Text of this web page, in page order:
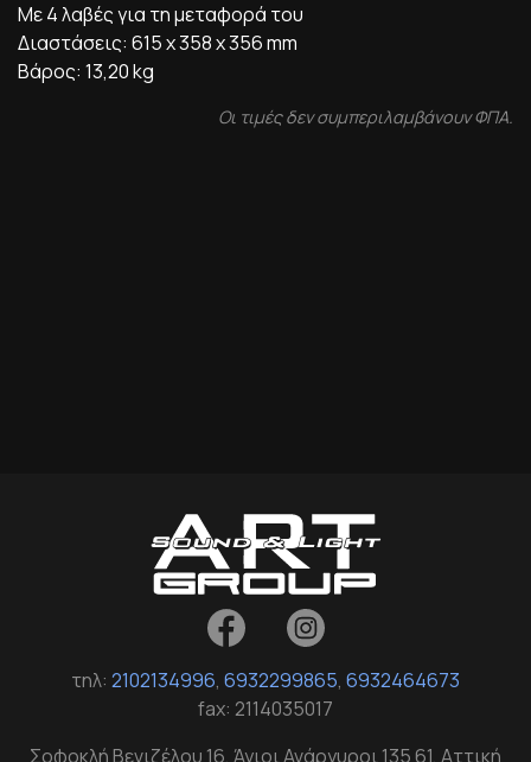
Με 4 λαβές για τη μεταφορά του
Διαστάσεις: 615 x 358 x 356 mm
Βάρος: 13,20 kg
Οι τιμές δεν συμπεριλαμβάνουν ΦΠΑ.
τηλ: 2102134996, 6932299865, 6932464673
fax: 2114035017
Σοφοκλή Βενιζέλου 16, Άγιοι Ανάργυροι 135 61, Αττική